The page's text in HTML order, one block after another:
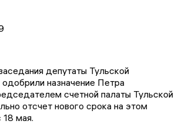
депутаты Тульской
назначение Петра
счетной палаты Тульской
отсчет нового срока на этом
18 мая.